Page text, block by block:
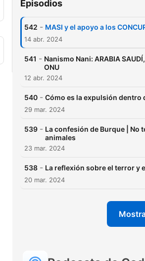
Episodios
542 - MASI y el apoyo a los
14 abr. 2024
541 - Nanismo Nani: ARABIA
ONU
12 abr. 2024
540 - Cómo es la expulsión dentro
29 mar. 2024
539 - La confesión de Burque | No
animales
23 mar. 2024
538 - La reflexión sobre el terror y
20 mar. 2024